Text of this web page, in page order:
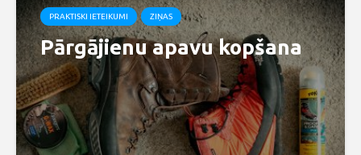
PRAKTISKI IETEIKUMI ZIŅAS
Pārgājienu apavu kopšana